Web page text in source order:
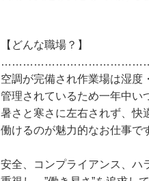
【どんな職場？】
空調が完備され作業場は湿度
管理されているため一年中い
暑さと寒さに左右されず、快
働けるのが魅力的なお仕事で
安全、コンプライアンス、ハ